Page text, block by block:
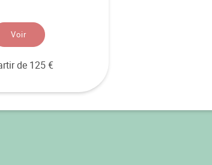
Voir
de 125 €